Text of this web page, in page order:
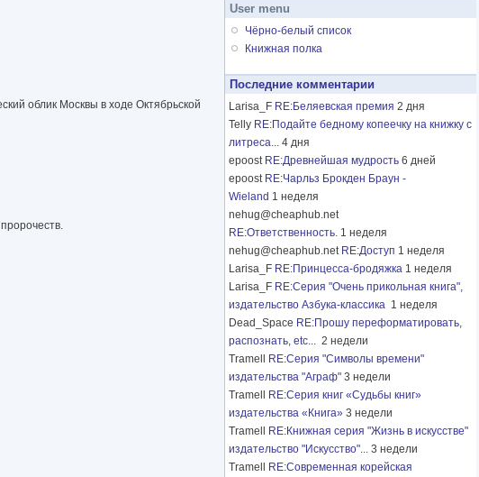
облик Москвы в ходе Октябрьской
User menu
Чёрно-белый список
Книжная полка
Последние комментарии
Larisa_F RE:Беляевская премия 2 дня
Telly RE:Подайте бедному копеечку на книжку с
литреса... 4 дня
epoost RE:Древнейшая мудрость 6 дней
epoost RE:Чарльз Брокден Браун -
Wieland 1 неделя
nehug@cheaphub.net
RE:Ответственность. 1 неделя
nehug@cheaphub.net RE:Доступ 1 неделя
Larisa_F RE:Принцесса-бродяжка 1 неделя
Larisa_F RE:Серия "Очень прикольная книга",
издательство Азбука-классика 1 неделя
Dead_Space RE:Прошу переформатировать,
распознать, etc... 2 недели
Tramell
RE:Серия "Символы времени"
издательства "Аграф" 3 недели
Tramell
RE:Серия книг «Судьбы книг»
издательства «Книга» 3 недели
Tramell
RE:Книжная серия "Жизнь в искусстве"
издательство "Искусство"... 3 недели
Tramell
RE:Современная корейская